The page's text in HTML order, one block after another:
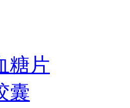
糖片
囊